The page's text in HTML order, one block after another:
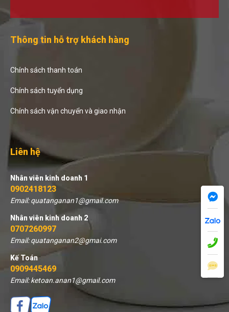
Thông tin hỗ trợ khách hàng
Chính sách thanh toán
Chính sách tuyển dụng
Chính sách vận chuyển và giao nhận
Liên hệ
Nhân viên kinh doanh 1
0902418123
Email: quatanganan1@gmail.com
Nhân viên kinh doanh 2
0707260997
Email: quatanganan2@gmai.com
Kế Toán
0909445469
Email: ketoan.anan1@gmail.com